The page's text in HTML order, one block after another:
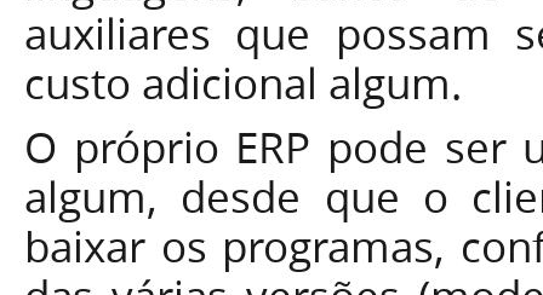
auxiliares que possam
custo adicional algum.
O próprio ERP pode ser
algum, desde que o
baixar os programas,